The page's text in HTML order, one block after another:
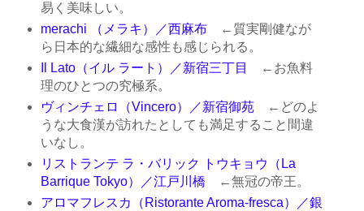
易く美味しい。
merachi （メラキ）／西麻布←質実剛健なが
ら日本的な繊細な感性も感じられる。
Il Lato（イル ラート）／新宿三丁目
←お魚料
理のひとつの究極系。
ヴィンチェロ（Vincero）／新宿御苑←どのよ
うな大食漢が訪れたとしても満足すること間違
いなし。
リストランテ ラ・バリック トウキョウ（La
Barrique Tokyo）／江戸川橋 ←無冠の帝王。
アロマフレスカ（Ristorante Aroma-fresca）／銀